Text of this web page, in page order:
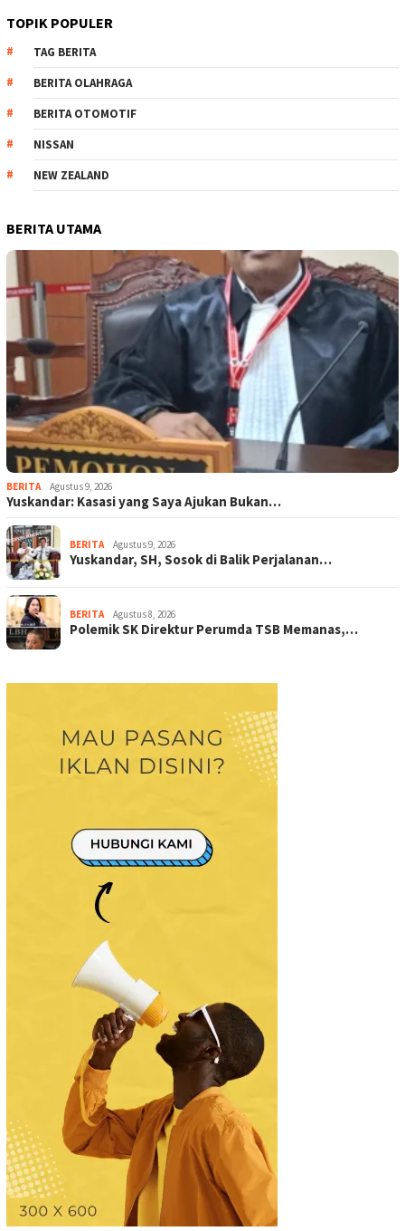
TOPIK POPULER
TAG BERITA
BERITA OLAHRAGA
BERITA OTOMOTIF
NISSAN
NEW ZEALAND
BERITA UTAMA
BERITA Agustus 9, 2026
Yuskandar: Kasasi yang Saya Ajukan Bukan…
BERITA Agustus 9, 2026
Yuskandar, SH, Sosok di Balik Perjalanan…
BERITA Agustus 8, 2026
Polemik SK Direktur Perumda TSB Memanas,…